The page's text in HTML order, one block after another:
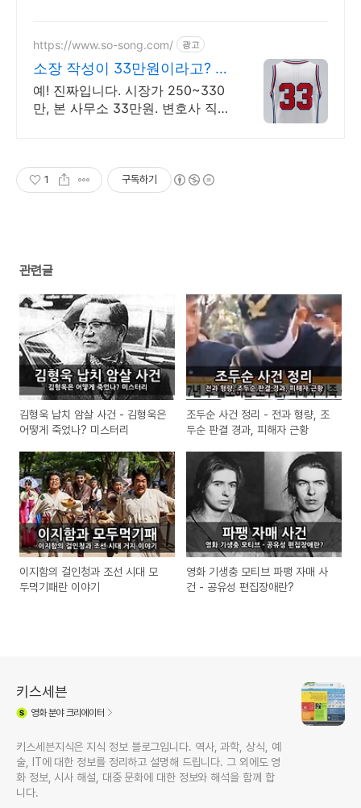
https://www.so-song.com/ 광고
소장 작성이 33만원이라고? 변
호사가 직접 작성
예! 진짜입니다. 시장가 250~330
만, 본 사무소 33만원. 변호사 직접
1 구독하기
관련글
김형욱 납치 암살 사건 - 김형욱은
어떻게 죽었나? 미스터리
조두순 사건 정리 - 전과 형량, 조
두순 판결 경과, 피해자 근황
이지함의 걸인청과 조선 시대 모
두먹기패란 이야기
영화 기생충 모티브 파팽 자매 사
건 - 공유성 편집장애란?
키스세븐
영화분야 크리에이터
키스세븐지식은 지식 정보 블로그입니다. 역사, 과학, 상식, 예
술, IT에 대한 정보를 정리하고 설명해 드립니다. 그 외에도 영
화 정보, 시사 해설, 대중 문화에 대한 정보와 해석을 함께 합
니다.